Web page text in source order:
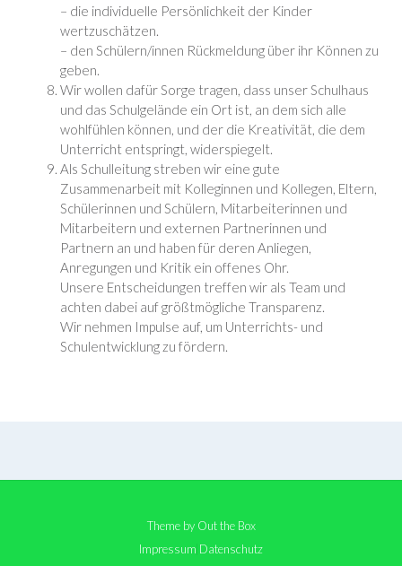
– die individuelle Persönlichkeit der Kinder
wertzuschätzen.
– den Schülern/innen Rückmeldung über ihr Können zu
geben.
Wir wollen dafür Sorge tragen, dass unser Schulhaus
und das Schulgelände ein Ort ist, an dem sich alle
wohlfühlen können, und der die Kreativität, die dem
Unterricht entspringt, widerspiegelt.
Als Schulleitung streben wir eine gute
Zusammenarbeit mit Kolleginnen und Kollegen, Eltern,
Schülerinnen und Schülern, Mitarbeiterinnen und
Mitarbeitern und externen Partnerinnen und
Partnern an und haben für deren Anliegen,
Anregungen und Kritik ein offenes Ohr.
Unsere Entscheidungen treffen wir als Team und
achten dabei auf größtmögliche Transparenz.
Wir nehmen Impulse auf, um Unterrichts- und
Schulentwicklung zu fördern.
Theme by Out the Box
Impressum Datenschutz